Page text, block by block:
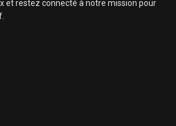
et restez connecté à notre mission pour